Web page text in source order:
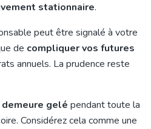
stationnaire.
peut être signalé à votre
de compliquer vos futures
annuels. La prudence reste
gelé pendant toute la
Considérez cela comme une